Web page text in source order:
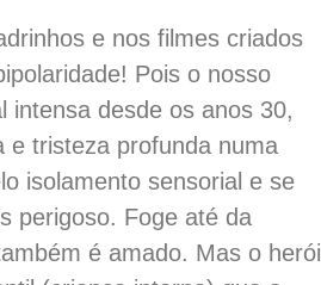
e nos filmes criados
Pois o nosso
intensa desde os anos 30,
e tristeza profunda numa
isolamento sensorial e se
perigoso. Foge até da
é amado. Mas o herói